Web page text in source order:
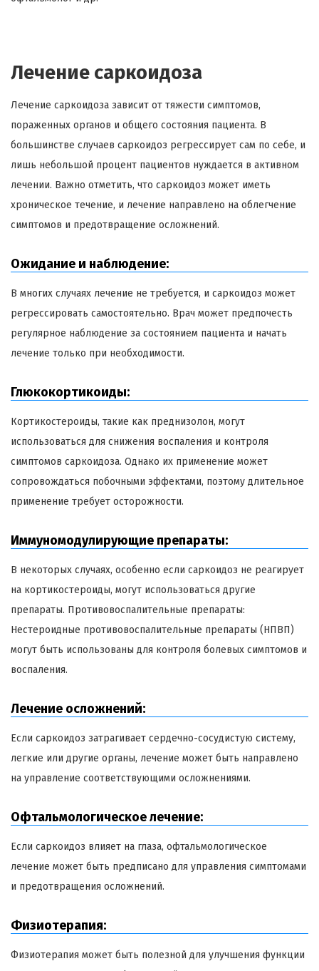
Лечение саркоидоза
Лечение саркоидоза зависит от тяжести симптомов,
пораженных органов и общего состояния пациента. В
большинстве случаев саркоидоз регрессирует сам по себе, и
лишь небольшой процент пациентов нуждается в активном
лечении. Важно отметить, что саркоидоз может иметь
хроническое течение, и лечение направлено на облегчение
симптомов и предотвращение осложнений.
Ожидание и наблюдение:
В многих случаях лечение не требуется, и саркоидоз может
регрессировать самостоятельно. Врач может предпочесть
регулярное наблюдение за состоянием пациента и начать
лечение только при необходимости.
Глюкокортикоиды:
Кортикостероиды, такие как преднизолон, могут
использоваться для снижения воспаления и контроля
симптомов саркоидоза. Однако их применение может
сопровождаться побочными эффектами, поэтому длительное
применение требует осторожности.
Иммуномодулирующие препараты:
В некоторых случаях, особенно если саркоидоз не реагирует
на кортикостероиды, могут использоваться другие
препараты. Противовоспалительные препараты:
Нестероидные противовоспалительные препараты (НПВП)
могут быть использованы для контроля болевых симптомов и
воспаления.
Лечение осложнений:
Если саркоидоз затрагивает сердечно-сосудистую систему,
легкие или другие органы, лечение может быть направлено
на управление соответствующими осложнениями.
Офтальмологическое лечение:
Если саркоидоз влияет на глаза, офтальмологическое
лечение может быть предписано для управления симптомами
и предотвращения осложнений.
Физиотерапия:
Физиотерапия может быть полезной для улучшения функции